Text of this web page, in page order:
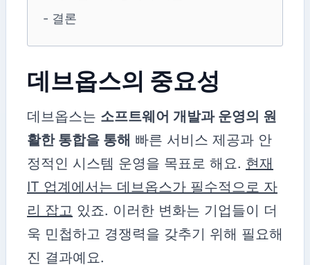
- 결론
데브옵스의 중요성
데브옵스는 소프트웨어 개발과 운영의 원
활한 통합을 통해 빠른 서비스 제공과 안
정적인 시스템 운영을 목표로 해요. 현재
IT 업계에서는 데브옵스가 필수적으로 자
리 잡고 있죠. 이러한 변화는 기업들이 더
욱 민첩하고 경쟁력을 갖추기 위해 필요해
진 결과예요.